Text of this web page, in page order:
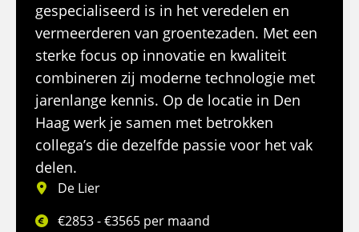
gespecialiseerd is in het veredelen en
vermeerderen van groentezaden. Met een
sterke focus op innovatie en kwaliteit
combineren zij moderne technologie met
jarenlange kennis. Op de locatie in Den
Haag werk je samen met betrokken
collega’s die dezelfde passie voor het vak
delen.
De Lier
€2853 - €3565 per maand